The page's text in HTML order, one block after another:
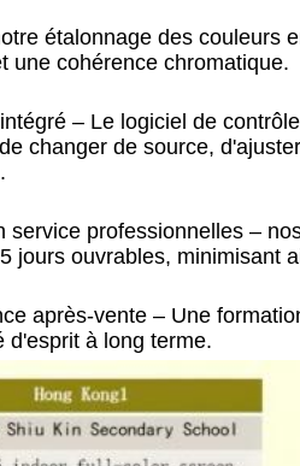
étalonnage des couleurs
une cohérence chromatique.
– Le logiciel de
changer de source,
service professionnelles –
jours ouvrables, minimisant
après-vente – Une
d'esprit à long terme.